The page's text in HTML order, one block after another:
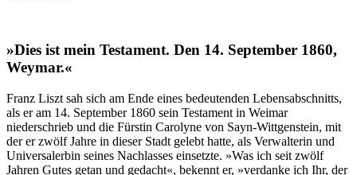
»Dies ist mein Testament. Den 14. September 1860,
Weymar.«
Franz Liszt sah sich am Ende eines bedeutenden Lebensabschnitts,
als er am 14. September 1860 sein Testament in Weimar
niederschrieb und die Fürstin Carolyne von Sayn-Wittgenstein, mit
der er zwölf Jahre in dieser Stadt gelebt hatte, als Verwalterin und
Universalerbin seines Nachlasses einsetzte. »Was ich seit zwölf
Jahren Gutes getan und gedacht«, bekennt er, »verdanke ich Ihr, der